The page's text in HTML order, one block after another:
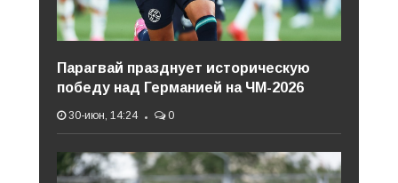
Парагвай празднует историческую
победу над Германией на ЧМ-2026
30-июн, 14:24 0